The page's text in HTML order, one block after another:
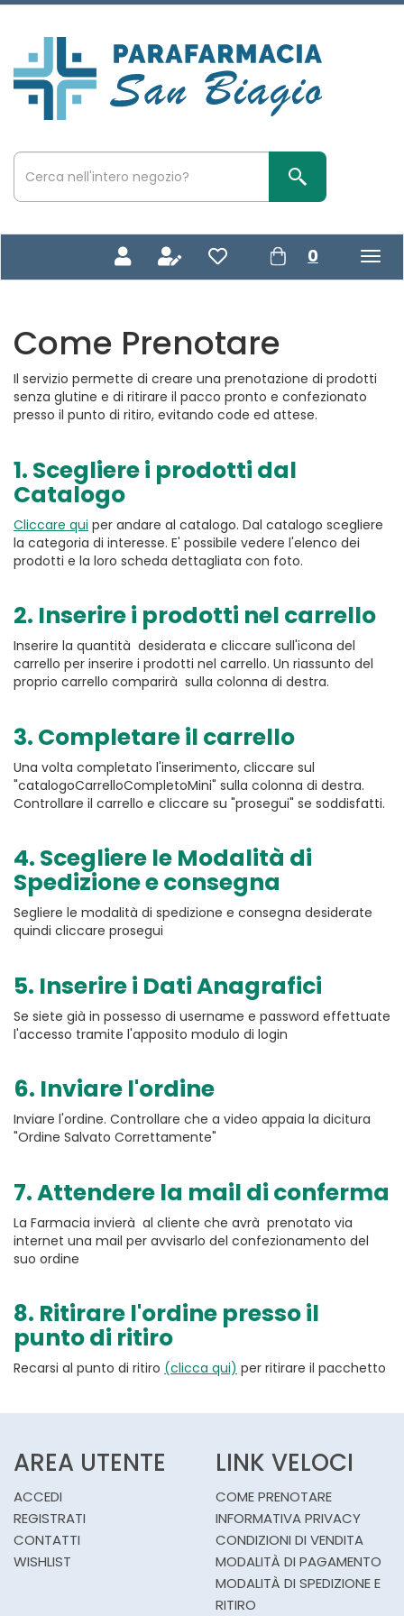
Passa
principale
San
Biagio
Cerca
Prodotto
Cerca Prodotto
0 prodotti
inseriti
Come Prenotare
Il servizio permette di creare una prenotazione di prodotti
senza glutine e di ritirare il pacco pronto e confezionato
presso il punto di ritiro, evitando code ed attese.
1. Scegliere i prodotti dal
Catalogo
Cliccare qui per andare al catalogo. Dal catalogo scegliere
la categoria di interesse. E' possibile vedere l'elenco dei
prodotti e la loro scheda dettagliata con foto.
2. Inserire i prodotti nel carrello
Inserire la quantità desiderata e cliccare sull'icona del
carrello per inserire i prodotti nel carrello. Un riassunto del
proprio carrello comparirà sulla colonna di destra.
3. Completare il carrello
Una volta completato l'inserimento, cliccare sul
"catalogoCarrelloCompletoMini" sulla colonna di destra.
Controllare il carrello e cliccare su "prosegui" se soddisfatti.
4. Scegliere le Modalità di
Spedizione e consegna
Segliere le modalità di spedizione e consegna desiderate
quindi cliccare prosegui
5. Inserire i Dati Anagrafici
Se siete già in possesso di username e password effettuate
l'accesso tramite l'apposito modulo di login
6. Inviare l'ordine
Inviare l'ordine. Controllare che a video appaia la dicitura
"Ordine Salvato Correttamente"
7. Attendere la mail di conferma
La Farmacia invierà al cliente che avrà prenotato via
internet una mail per avvisarlo del confezionamento del
suo ordine
8. Ritirare l'ordine presso il
punto di ritiro
Recarsi al punto di ritiro (clicca qui) per ritirare il pacchetto
AREA UTENTE
ACCEDI
REGISTRATI
CONTATTI
WISHLIST
LINK VELOCI
COME PRENOTARE
INFORMATIVA PRIVACY
CONDIZIONI DI VENDITA
MODALITÀ DI PAGAMENTO
MODALITÀ DI SPEDIZIONE E
RITIRO